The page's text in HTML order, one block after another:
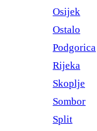
Osijek
Ostalo
Podgorica
Rijeka
Skoplje
Sombor
Split